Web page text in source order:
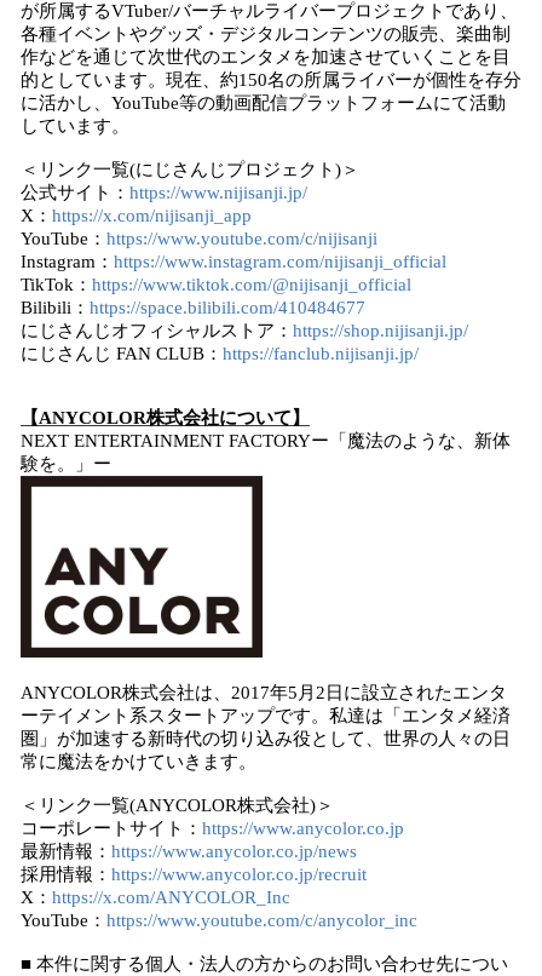
が所属するVTuber/バーチャルライバープロジェクトであり、
各種イベントやグッズ・デジタルコンテンツの販売、楽曲制
作などを通じて次世代のエンタメを加速させていくことを目
的としています。現在、約150名の所属ライバーが個性を存分
に活かし、YouTube等の動画配信プラットフォームにて活動
しています。
＜リンク一覧(にじさんじプロジェクト)＞
公式サイト： https://www.nijisanji.jp/
X： https://x.com/nijisanji_app
YouTube： https://www.youtube.com/c/nijisanji
Instagram： https://www.instagram.com/nijisanji_official
TikTok： https://www.tiktok.com/@nijisanji_official
Bilibili： https://space.bilibili.com/410484677
にじさんじオフィシャルストア： https://shop.nijisanji.jp/
にじさんじ FAN CLUB： https://fanclub.nijisanji.jp/
【ANYCOLOR株式会社について】
NEXT ENTERTAINMENT FACTORYー「魔法のような、新体
験を。」ー
ANYCOLOR株式会社は、2017年5月2日に設立されたエンタ
ーテイメント系スタートアップです。私達は「エンタメ経済
圏」が加速する新時代の切り込み役として、世界の人々の日
常に魔法をかけていきます。
＜リンク一覧(ANYCOLOR株式会社)＞
コーポレートサイト： https://www.anycolor.co.jp
最新情報： https://www.anycolor.co.jp/news
採用情報： https://www.anycolor.co.jp/recruit
X： https://x.com/ANYCOLOR_Inc
YouTube： https://www.youtube.com/c/anycolor_inc
■ 本件に関する個人・法人の方からのお問い合わせ先につい